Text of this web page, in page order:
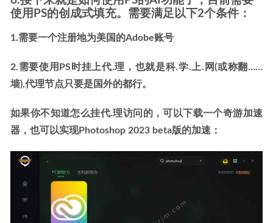
使用PS的创成式填充。需要满足以下2个条件：
1.需要一个注册地为美国的Adobe账号
2.需要使用PS时挂上代.理，也就是科.学.上.网(或称翻……
墙),代理节点只要是国外的都行。
如果你不知道怎么挂代.理访问的，可以下载一个奇游加速
器，也可以实现Photoshop 2023 beta版的加速：